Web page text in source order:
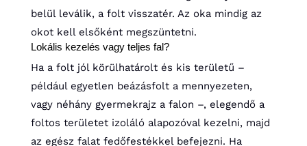
belül leválik, a folt visszatér. Az oka mindig az
okot kell elsőként megszüntetni.
Lokális kezelés vagy teljes fal?
Ha a folt jól körülhatárolt és kis területű –
például egyetlen beázásfolt a mennyezeten,
vagy néhány gyermekrajz a falon –, elegendő a
foltos területet izoláló alapozóval kezelni, majd
az egész falat fedőfestékkel befejezni. Ha